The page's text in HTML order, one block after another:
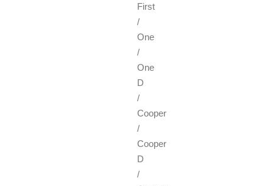
First
/
One
/
One
D
/
Cooper
/
Cooper
D
/